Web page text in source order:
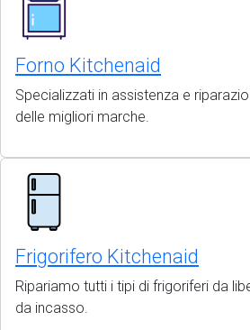
Forno Kitchenaid
Specializzati in assistenza e
delle migliori marche.
Frigorifero Kitchenaid
Ripariamo tutti i tipi di frigoriferi da
da incasso.